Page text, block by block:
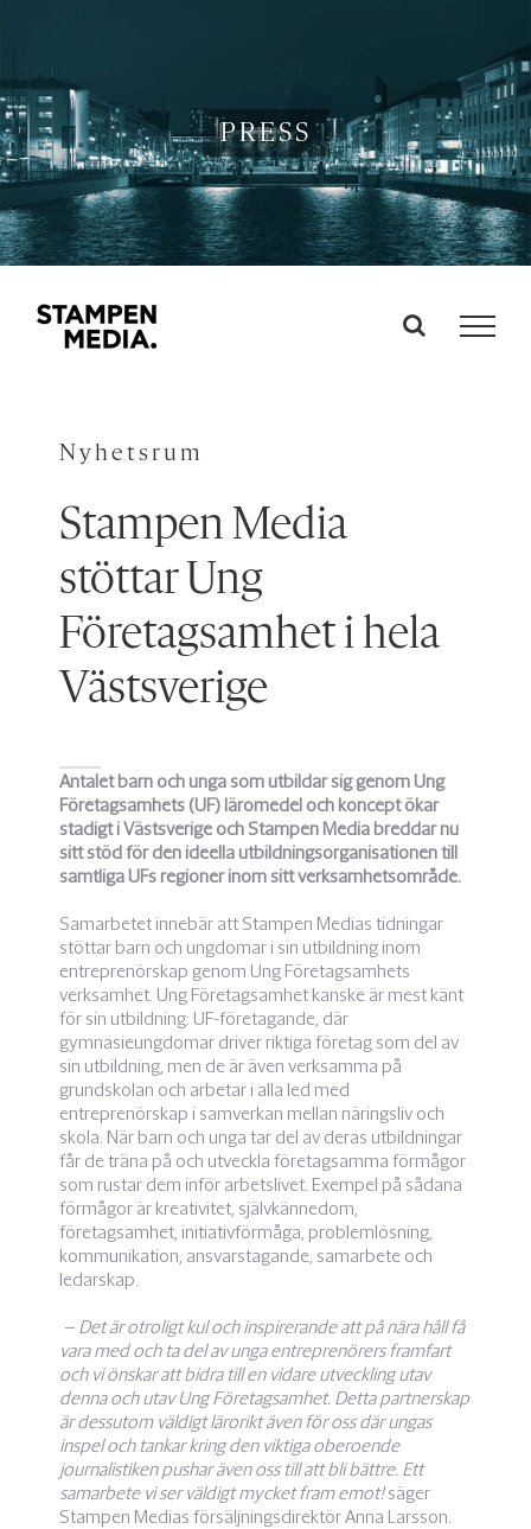
PRESS
Nyhetsrum
Stampen Media
stöttar Ung
Företagsamhet i hela
Västsverige
Antalet barn och unga som utbildar sig genom Ung
Företagsamhets (UF) läromedel och koncept ökar
stadigt i Västsverige och Stampen Media breddar nu
sitt stöd för den ideella utbildningsorganisationen till
samtliga UFs regioner inom sitt verksamhetsområde.
Samarbetet innebär att Stampen Medias tidningar
stöttar barn och ungdomar i sin utbildning inom
entreprenörskap genom Ung Företagsamhets
verksamhet. Ung Företagsamhet kanske är mest känt
för sin utbildning: UF-företagande, där
gymnasieungdomar driver riktiga företag som del av
sin utbildning, men de är även verksamma på
grundskolan och arbetar i alla led med
entreprenörskap i samverkan mellan näringsliv och
skola. När barn och unga tar del av deras utbildningar
får de träna på och utveckla företagsamma förmågor
som rustar dem inför arbetslivet. Exempel på sådana
förmågor är kreativitet, självkännedom​,
företagsamhet, initiativförmåga​, problemlösning,
kommunikation​, ansvarstagande, samarbete och
ledarskap.
– Det är otroligt kul och inspirerande att på nära håll få
vara med och ta del av unga entreprenörers framfart
och vi önskar att bidra till en vidare utveckling utav
denna och utav Ung Företagsamhet. Detta partnerskap
är dessutom väldigt lärorikt även för oss där ungas
inspel och tankar kring den viktiga oberoende
journalistiken pushar även oss till att bli bättre. Ett
samarbete vi ser väldigt mycket fram emot!säger
Stampen Medias försäljningsdirektör Anna Larsson.